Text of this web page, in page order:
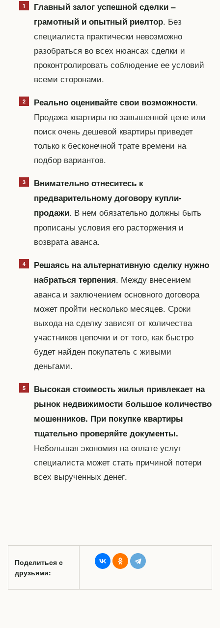
Главный залог успешной сделки –
грамотный и опытный риелтор. Без
специалиста практически невозможно
разобраться во всех нюансах сделки и
проконтролировать соблюдение ее условий
всеми сторонами.
Реально оценивайте свои возможности.
Продажа квартиры по завышенной цене или
поиск очень дешевой квартиры приведет
только к бесконечной трате времени на
подбор вариантов.
Внимательно отнеситесь к
предварительному договору купли-
продажи. В нем обязательно должны быть
прописаны условия его расторжения и
возврата аванса.
Решаясь на альтернативную сделку нужно
набраться терпения. Между внесением
аванса и заключением основного договора
может пройти несколько месяцев. Сроки
выхода на сделку зависят от количества
участников цепочки и от того, как быстро
будет найден покупатель с живыми
деньгами.
Высокая стоимость жилья привлекает на
рынок недвижимости большое количество
мошенников. При покупке квартиры
тщательно проверяйте документы.
Небольшая экономия на оплате услуг
специалиста может стать причиной потери
всех вырученных денег.
Поделиться с
друзьями: